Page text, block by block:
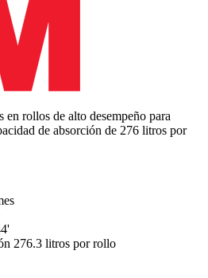
rollos de alto desempeño para
de absorción de 276 litros por
276.3 litros por rollo